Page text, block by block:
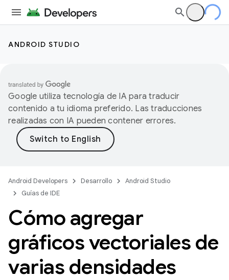
ANDROID STUDIO
Google utiliza tecnología de IA para traducir
contenido a tu idioma preferido. Las traducciones
realizadas con IA pueden contener errores.
Android Developers Desarrollo
Android Studio
Guías de IDE
Cómo agregar
gráficos vectoriales de
varias densidades